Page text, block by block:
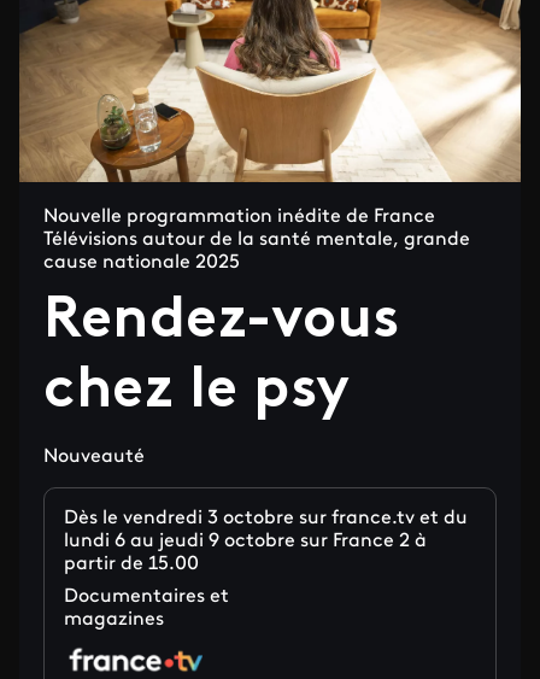
Nouvelle programmation inédite de France
Télévisions autour de la santé mentale, grande
cause nationale 2025
Rendez-vous
chez le psy
Nouveauté
Dès le vendredi 3 octobre sur france.tv et du
lundi 6 au jeudi 9 octobre sur France 2 à
partir de 15.00
Documentaires et
magazines